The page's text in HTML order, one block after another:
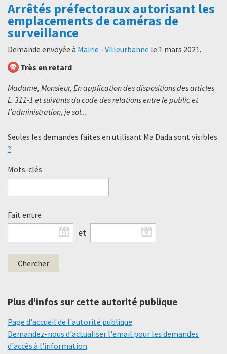
Arrêtés préfectoraux autorisant les
emplacements de caméras de
surveillance
Demande envoyée à Mairie - Villeurbanne le 1 mars 2021.
Très en retard
Madame, Monsieur, En application des dispositions des articles
L. 311-1 et suivants du code des relations entre le public et
l’administration, je sol...
Seules les demandes faites en utilisant Ma Dada sont visibles
?
Mots-clés
Fait entre
et
Plus d'infos sur cette autorité publique
Page d'accueil de l'autorité publique
Demandez-nous d'actualiser l'email pour les demandes
d'accès à l'information